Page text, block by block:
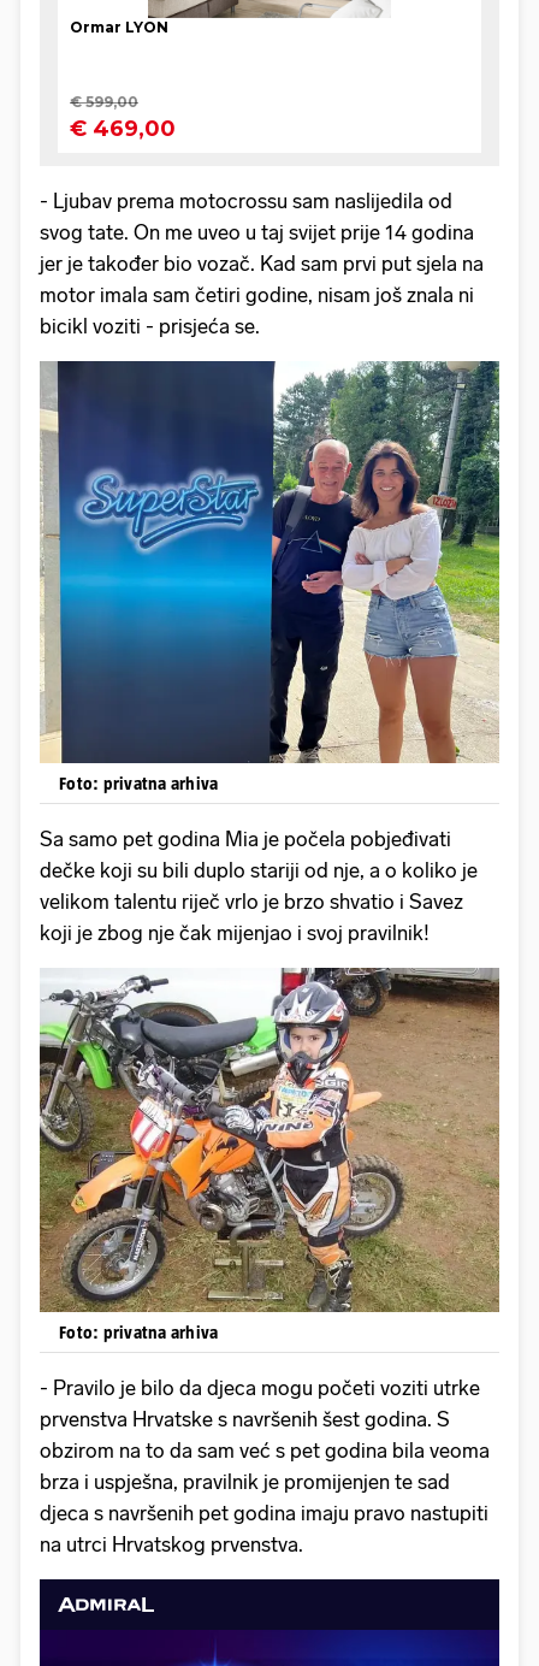
- Ljubav prema motocrossu sam naslijedila od
svog tate. On me uveo u taj svijet prije 14 godina
jer je također bio vozač. Kad sam prvi put sjela na
motor imala sam četiri godine, nisam još znala ni
bicikl voziti - prisjeća se.
Foto: privatna arhiva
Sa samo pet godina Mia je počela pobjeđivati
dečke koji su bili duplo stariji od nje, a o koliko je
velikom talentu riječ vrlo je brzo shvatio i Savez
koji je zbog nje čak mijenjao i svoj pravilnik!
Foto: privatna arhiva
- Pravilo je bilo da djeca mogu početi voziti utrke
prvenstva Hrvatske s navršenih šest godina. S
obzirom na to da sam već s pet godina bila veoma
brza i uspješna, pravilnik je promijenjen te sad
djeca s navršenih pet godina imaju pravo nastupiti
na utrci Hrvatskog prvenstva.